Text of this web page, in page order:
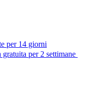
per 14 giorni
gratuita per 2 settimane